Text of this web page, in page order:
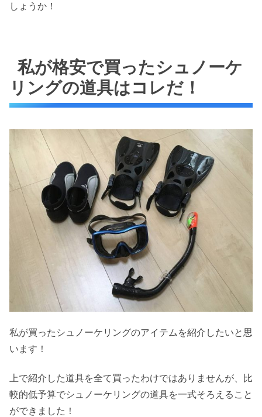
しょうか！
私が格安で買ったシュノーケ
リングの道具はコレだ！
私が買ったシュノーケリングのアイテムを紹介したいと思
います！
上で紹介した道具を全て買ったわけではありませんが、比
較的低予算でシュノーケリングの道具を一式そろえること
ができました！